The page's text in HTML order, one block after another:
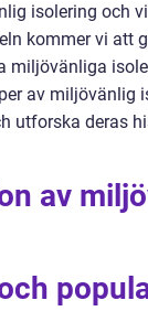
isolering och
kommer vi att
miljövänliga
av miljövänlig
utforska deras
av